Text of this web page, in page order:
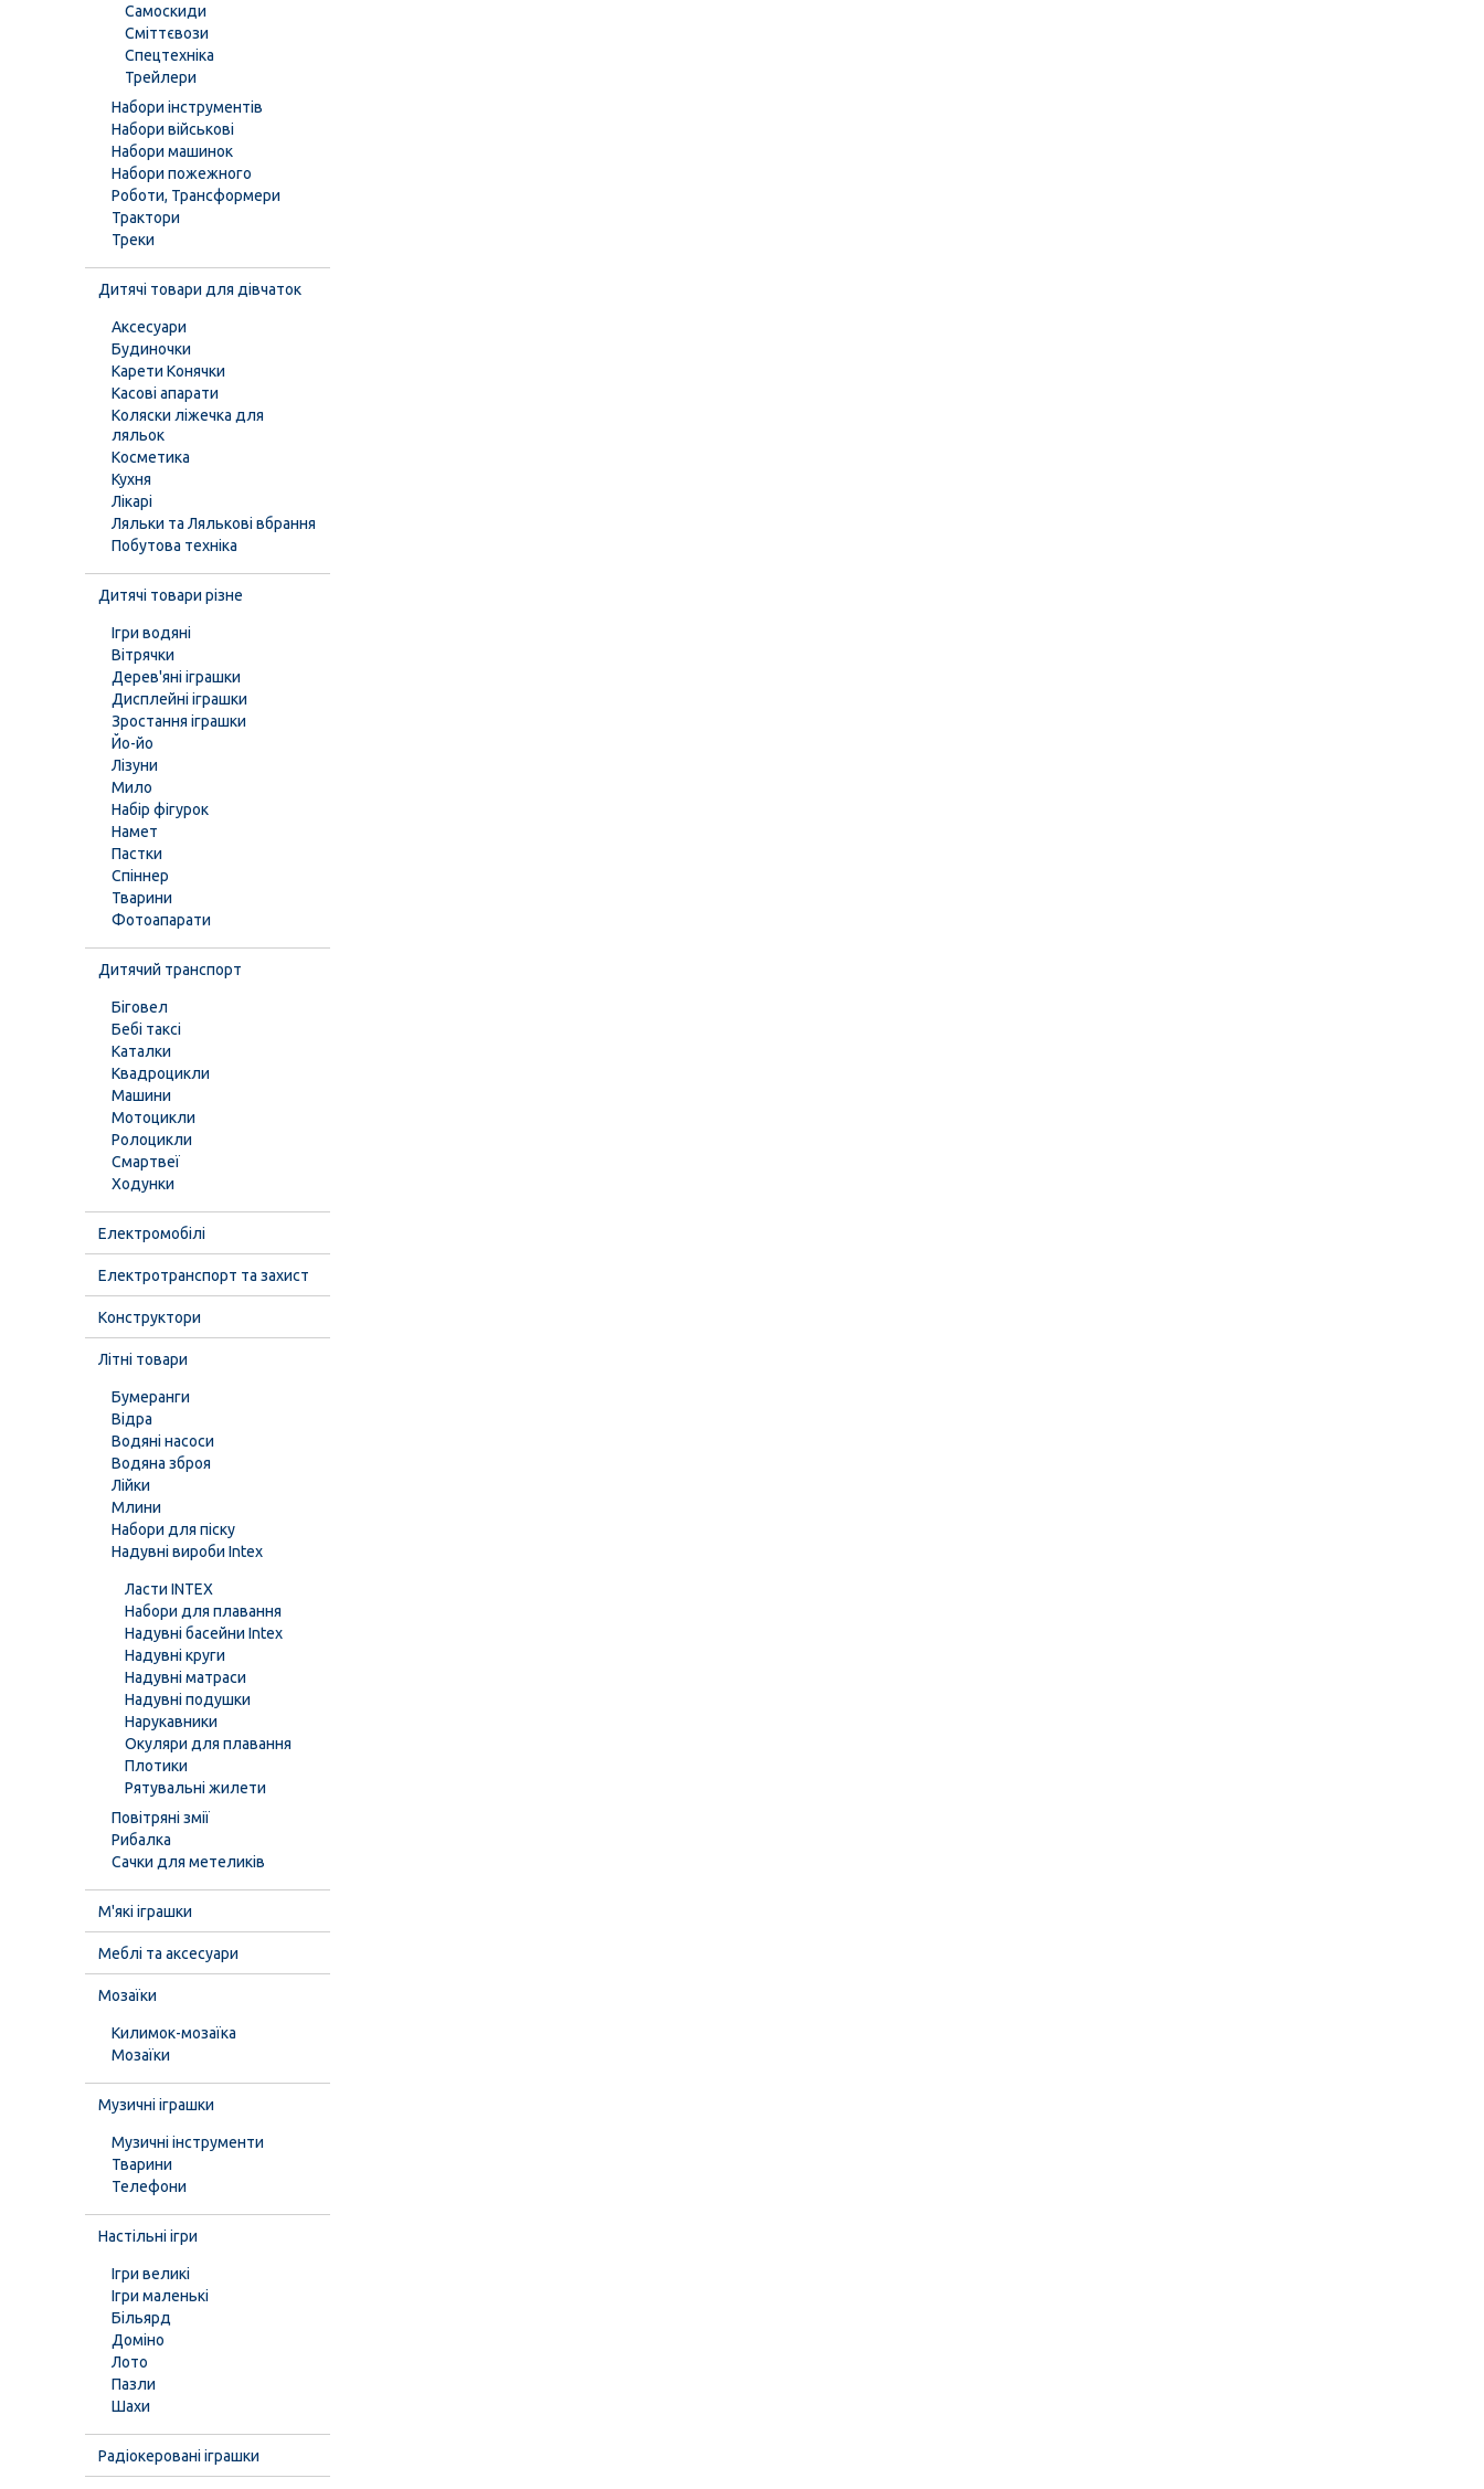
Самоскиди
Сміттєвози
Спецтехніка
Трейлери
Набори інструментів
Набори військові
Набори машинок
Набори пожежного
Роботи, Трансформери
Трактори
Треки
Дитячі товари для дівчаток
Аксесуари
Будиночки
Карети Конячки
Касові апарати
Коляски ліжечка для
ляльок
Косметика
Кухня
Лікарі
Ляльки та Лялькові вбрання
Побутова техніка
Дитячі товари різне
Ігри водяні
Вітрячки
Дерев'яні іграшки
Дисплейні іграшки
Зростання іграшки
Йо-йо
Лізуни
Мило
Набір фігурок
Намет
Пастки
Спіннер
Тварини
Фотоапарати
Дитячий транспорт
Біговел
Бебі таксі
Каталки
Квадроцикли
Машини
Мотоцикли
Ролоцикли
Смартвеї
Ходунки
Електромобілі
Електротранспорт та захист
Конструктори
Літні товари
Бумеранги
Відра
Водяні насоси
Водяна зброя
Лійки
Млини
Набори для піску
Надувні вироби Intex
Ласти INTEX
Набори для плавання
Надувні басейни Intex
Надувні круги
Надувні матраси
Надувні подушки
Нарукавники
Окуляри для плавання
Плотики
Рятувальні жилети
Повітряні змії
Рибалка
Сачки для метеликів
М'які іграшки
Меблі та аксесуари
Мозаїки
Килимок-мозаїка
Мозаїки
Музичні іграшки
Музичні інструменти
Тварини
Телефони
Настільні ігри
Ігри великі
Ігри маленькі
Більярд
Доміно
Лото
Пазли
Шахи
Радіокеровані іграшки